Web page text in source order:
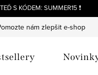
S KÓDEM: SUMMER15 ❗
nám zlepšit e-shop